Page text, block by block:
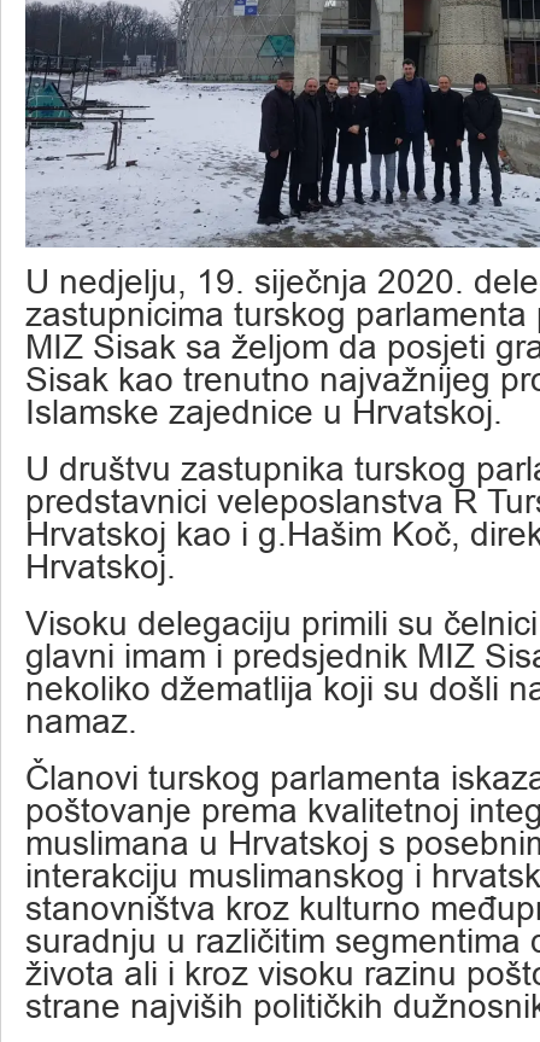
U nedjelju, 19. siječnja 2020.
zastupnicima turskog parlamenta
MIZ Sisak sa željom da posjeti
Sisak kao trenutno najvažnijeg
Islamske zajednice u Hrvatskoj.
U društvu zastupnika turskog
predstavnici veleposlanstva R
Hrvatskoj kao i g.Hašim Koč,
Hrvatskoj.
Visoku delegaciju primili su
glavni imam i predsjednik MIZ
nekoliko džematlija koji su došli
namaz.
Članovi turskog parlamenta
poštovanje prema kvalitetnoj
muslimana u Hrvatskoj s
interakciju muslimanskog i
stanovništva kroz kulturno
suradnju u različitim segmentima
života ali i kroz visoku razinu
strane najviših političkih